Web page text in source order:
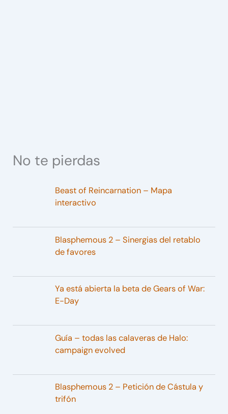
No te pierdas
Beast of Reincarnation – Mapa
interactivo
Blasphemous 2 – Sinergias del retablo
de favores
Ya está abierta la beta de Gears of War:
E-Day
Guía – todas las calaveras de Halo:
campaign evolved
Blasphemous 2 – Petición de Cástula y
trifón